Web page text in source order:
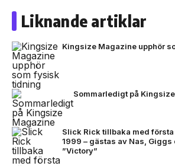
Liknande artiklar
Kingsize Magazine upphör
Sommarledigt på
Slick Rick tillbaka med
1999 – gästas av Nas, Giggs
”Victory”